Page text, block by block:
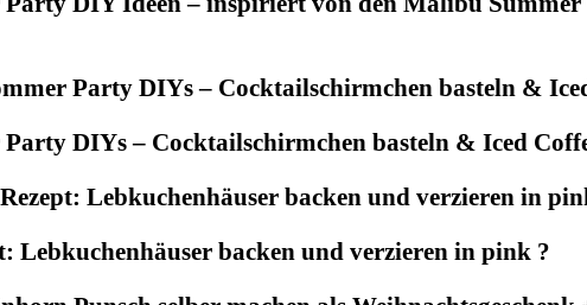
Party DIYs – Cocktailschirmchen basteln & Iced
Lebkuchenhäuser backen und verzieren in pink ?